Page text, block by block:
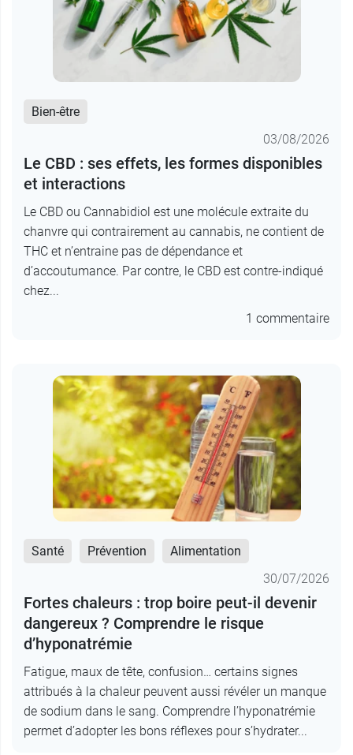
Bien-être
03/08/2026
Le CBD : ses effets, les formes disponibles
et interactions
Le CBD ou Cannabidiol est une molécule extraite du
chanvre qui contrairement au cannabis, ne contient de
THC et n’entraine pas de dépendance et
d’accoutumance. Par contre, le CBD est contre-indiqué
chez...
1 commentaire
Santé Prévention
Alimentation
30/07/2026
Fortes chaleurs : trop boire peut-il devenir
dangereux ? Comprendre le risque
d’hyponatrémie
Fatigue, maux de tête, confusion… certains signes
attribués à la chaleur peuvent aussi révéler un manque
de sodium dans le sang. Comprendre l’hyponatrémie
permet d’adopter les bons réflexes pour s’hydrater...